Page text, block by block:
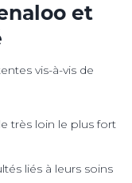
et
vis-à-vis de
très loin le plus fort
liés à leurs soins